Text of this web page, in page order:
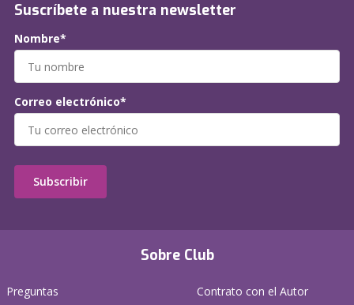
Sobre Club
Preguntas
Contrato con el Autor
Suscríbete a nuestra newsletter
Nombre*
Correo electrónico*
Subscribir